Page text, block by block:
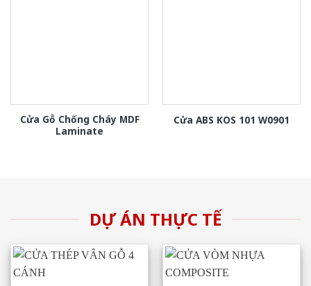
Cửa Gỗ Chống Cháy MDF
Laminate
Cửa ABS KOS 101 W0901
DỰ ÁN THỰC TẾ